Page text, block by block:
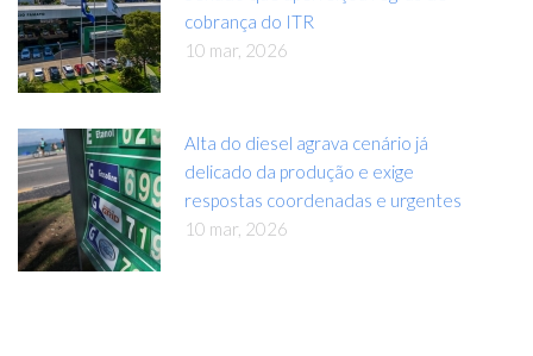
cobrança do ITR
10 mar, 2026
Alta do diesel agrava cenário já
delicado da produção e exige
respostas coordenadas e urgentes
10 mar, 2026